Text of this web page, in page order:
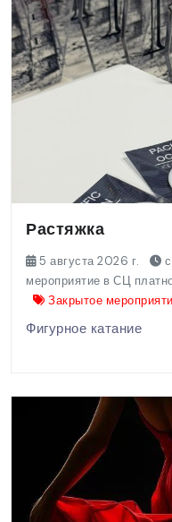
Растяжка
5 августа 2026 г.
мероприятие в СЦ
Закрытое
Фигурное катание